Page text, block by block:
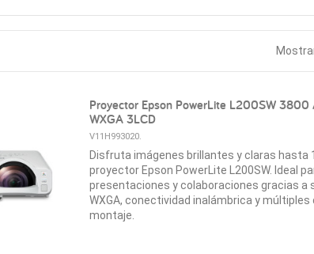
Proyector Epson PowerLite L200SW 3800
WXGA 3LCD
V11H993020.
Disfruta imágenes brillantes y claras hasta
proyector Epson PowerLite L200SW. Ideal
presentaciones y colaboraciones gracias a
WXGA, conectividad inalámbrica y múltiples
montaje.